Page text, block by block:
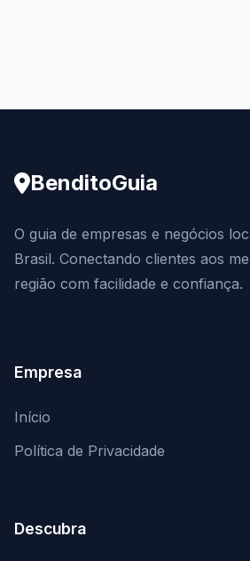
BenditoGuia
O guia de empresas e negócios
Brasil. Conectando clientes aos
região com facilidade e confiança.
Empresa
Início
Política de Privacidade
Descubra